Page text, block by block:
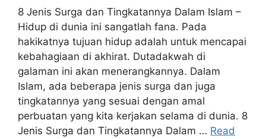
8 Jenis Surga dan Tingkatannya Dalam Islam –
Hidup di dunia ini sangatlah fana. Pada
hakikatnya tujuan hidup adalah untuk mencapai
kebahagiaan di akhirat. Dutadakwah di
galaman ini akan menerangkannya. Dalam
Islam, ada beberapa jenis surga dan juga
tingkatannya yang sesuai dengan amal
perbuatan yang kita kerjakan selama di dunia. 8
Jenis Surga dan Tingkatannya Dalam … Read